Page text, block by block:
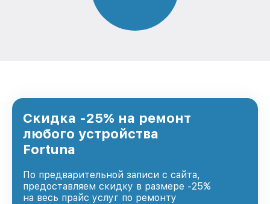
Скидка -25% на ремонт
любого устройства
Fortuna
По предварительной записи с сайта,
предоставляем скидку в размере -25%
на весь прайс услуг по ремонту